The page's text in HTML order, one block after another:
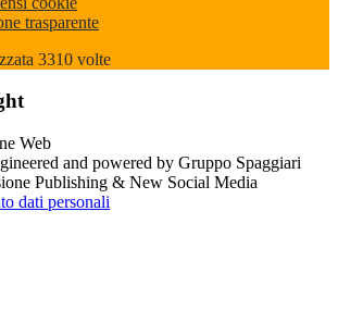
trasparente
3310 volte
and powered by Gruppo Spaggiari
Publishing & New Social Media
dati personali